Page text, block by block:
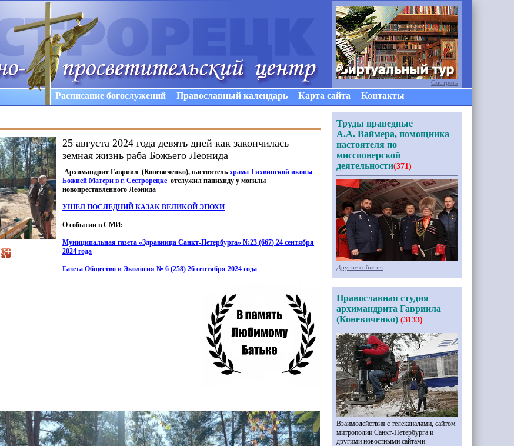
Расписание богослужений Православный календарь Карта сайта Контакты
25 августа 2024 года девять дней как закончилась
земная жизнь раба Божьего Леонида
Архимандрит Гавриил (Коневиченко), настоятель храма Тихвинской иконы
Божией Матери в г. Сестрорецке отслужил панихиду у могилы
новопреставленного Леонида
УШЕЛ ПОСЛЕДНИЙ КАЗАК ВЕЛИКОЙ ЭПОХИ
О событии в СМИ:
Муниципальная газета «Здравница Санкт-Петербурга» №23 (667) 24 сентября
2024 года
Газета Общество и Экология № 6 (258) 26 сентября 2024 года
Смотреть
Труды праведные
А.А. Ваймера, помощника
настоятеля по
миссионерской
деятельности(371)
Другие события
Православная студия
архимандрита Гавриила
(Коневиченко) (3133)
Взаимодействия с телеканалами, сайтом
митрополии Санкт-Петербурга и
другими новостными сайтами